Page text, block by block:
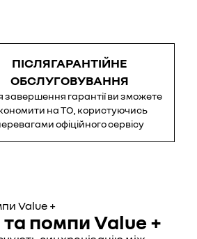
ПІСЛЯГАРАНТІЙНЕ
ОБСЛУГОВУВАННЯ
завершення гарантії ви зможете
на ТО, користуючись
офіційного сервісу
помпи Value +